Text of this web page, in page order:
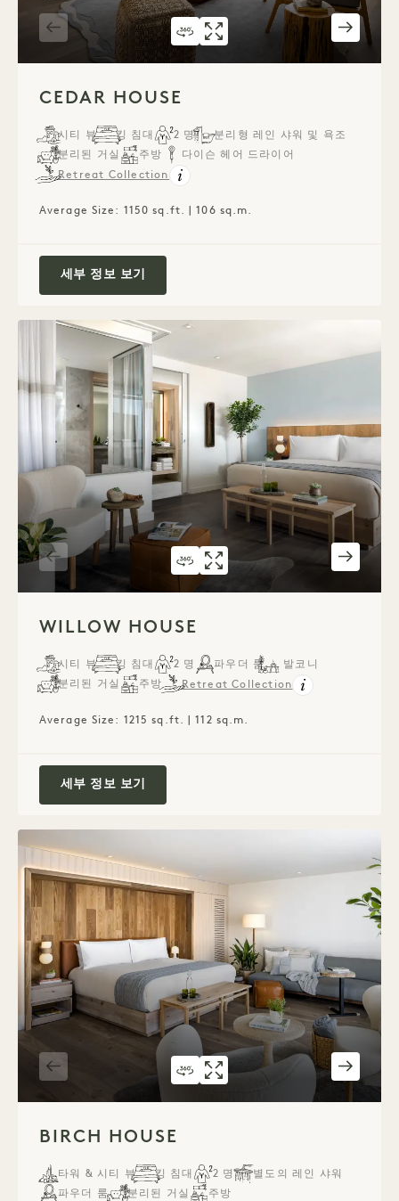
360도 투어 542 CEDAR HOUSE
갤러리 542 CEDAR HOUSE
CEDAR HOUSE
시티 뷰 킹 침대 2 명
분리형 레인 샤워 및 욕조
분리된 거실
주방
다이슨 헤어 드라이어
Retreat Collection
Average Size: 1150 sq.ft. | 106 sq.m.
세부 정보 보기
360도 투어 543 WILLOW HOUSE
갤러리 543 WILLOW HOUSE
WILLOW HOUSE
시티 뷰 킹 침대 2 명 파우더 룸
발코니
분리된 거실
주방 Retreat Collection
Average Size: 1215 sq.ft. | 112 sq.m.
세부 정보 보기
360도 투어 544 BIRCH HOUSE
갤러리 544 BIRCH HOUSE
BIRCH HOUSE
타워 & 시티 뷰 킹 침대 2 명
별도의 레인 샤워
파우더 룸
분리된 거실 주방